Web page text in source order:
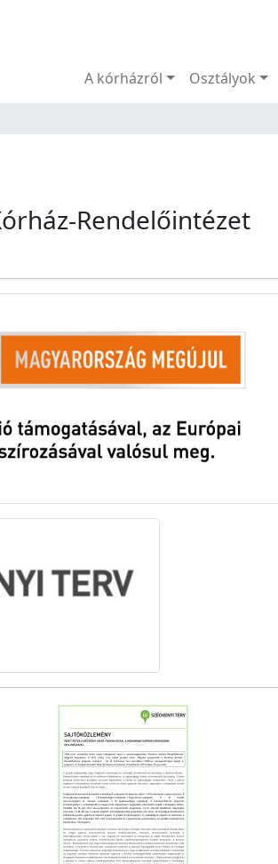
Menü
A kórházról Osztályok
Rendelőintézet